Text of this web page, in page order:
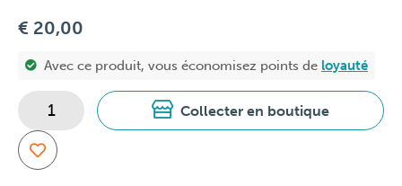
€ 20,00
Avec ce produit, vous économisez points de loyauté
Collecter en boutique